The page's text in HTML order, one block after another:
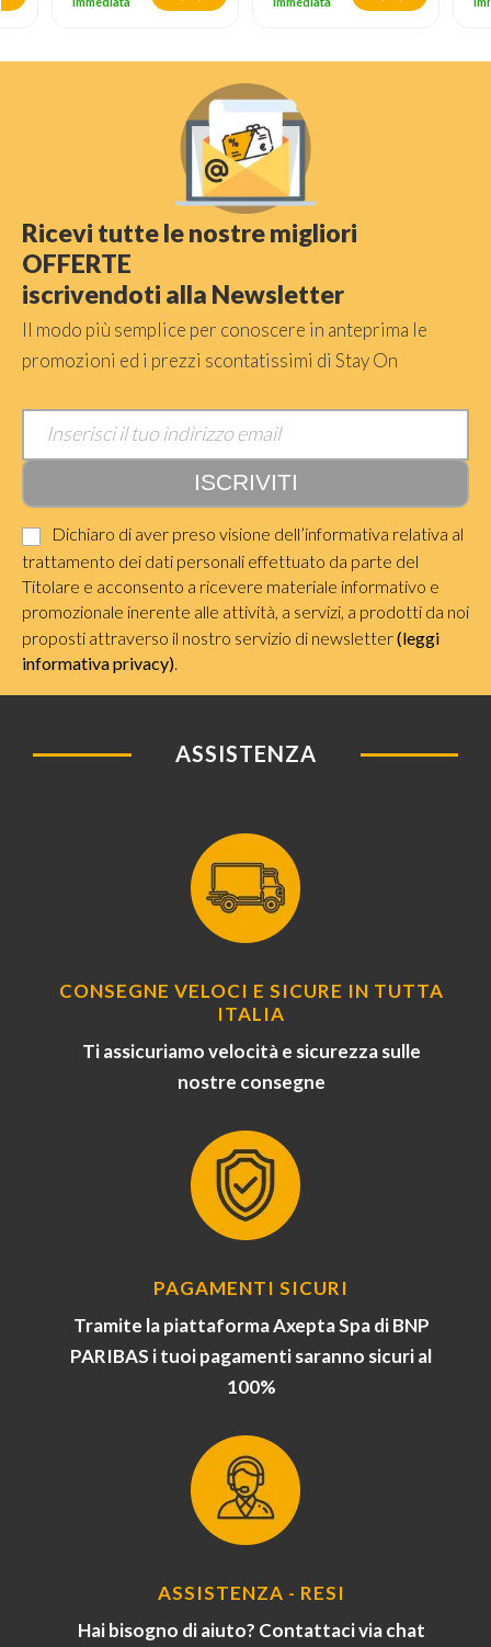
Ricevi tutte le nostre migliori
OFFERTE
iscrivendoti alla Newsletter
Il modo più semplice per conoscere in anteprima le
promozioni ed i prezzi scontatissimi di Stay On
Dichiaro di aver preso visione dell’informativa relativa al
trattamento dei dati personali effettuato da parte del
Titolare e acconsento a ricevere materiale informativo e
promozionale inerente alle attività, a servizi, a prodotti da noi
proposti attraverso il nostro servizio di newsletter(leggi
informativa privacy).
ASSISTENZA
CONSEGNE VELOCI E SICURE IN TUTTA
ITALIA
Ti assicuriamo velocità e sicurezza sulle
nostre consegne
PAGAMENTI SICURI
Tramite la piattaforma Axepta Spa di BNP
PARIBAS i tuoi pagamenti saranno sicuri al
100%
ASSISTENZA - RESI
Hai bisogno di aiuto? Contattaci via chat